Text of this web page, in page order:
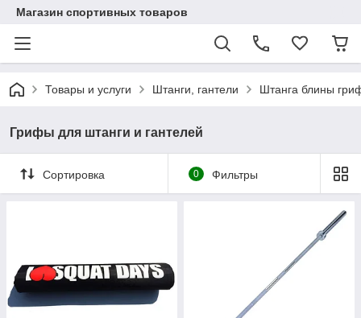
Магазин спортивных товаров
Товары и услуги Штанги, гантели Штанга блины
Грифы для штанги и гантелей
Сортировка 0 Фильтры